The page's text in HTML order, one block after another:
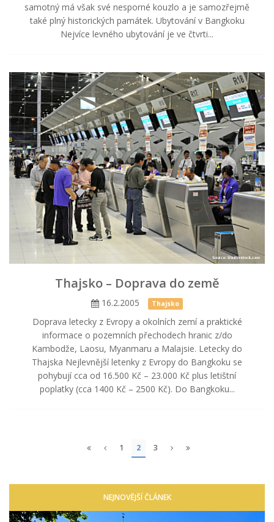
samotný má však své nesporné kouzlo a je samozřejmě
také plný historických památek. Ubytování v Bangkoku
Nejvíce levného ubytování je ve čtvrti...
Thajsko – Doprava do země
16.2.2005 Thajsko
Doprava letecky z Evropy a okolních zemí a praktické
informace o pozemních přechodech hranic z/do
Kambodže, Laosu, Myanmaru a Malajsie. Letecky do
Thajska Nejlevnější letenky z Evropy do Bangkoku se
pohybují cca od 16.500 Kč – 23.000 Kč plus letištní
poplatky (cca 1400 Kč – 2500 Kč). Do Bangkoku...
1 2 3
NEJNOVĚJŠÍ ČLÁNEK